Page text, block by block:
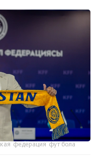
федерация футбола